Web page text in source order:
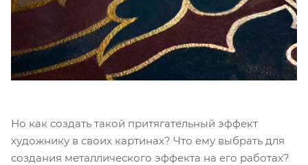
Но как создать такой притягательный эффект
художнику в своих картинах? Что ему выбрать для
создания металлического эффекта на его работах?